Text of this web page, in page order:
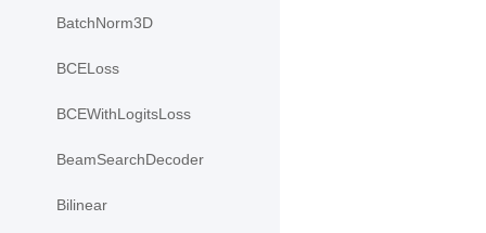
BatchNorm3D
BCELoss
BCEWithLogitsLoss
BeamSearchDecoder
Bilinear